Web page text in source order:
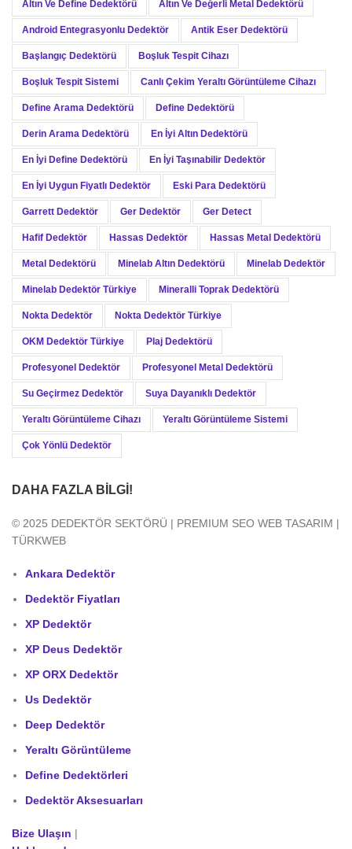
Altın Ve Define Dedektörü Altın Ve Değerli Metal Dedektörü
Android Entegrasyonlu Dedektör Antik Eser Dedektörü
Başlangıç Dedektörü Boşluk Tespit Cihazı
Boşluk Tespit Sistemi Canlı Çekim Yeraltı Görüntüleme Cihazı
Define Arama Dedektörü Define Dedektörü
Derin Arama Dedektörü En İyi Altın Dedektörü
En İyi Define Dedektörü En İyi Taşınabilir Dedektör
En İyi Uygun Fiyatlı Dedektör Eski Para Dedektörü
Garrett Dedektör Ger Dedektör Ger Detect
Hafif Dedektör Hassas Dedektör Hassas Metal Dedektörü
Metal Dedektörü Minelab Altın Dedektörü Minelab Dedektör
Minelab Dedektör Türkiye Mineralli Toprak Dedektörü
Nokta Dedektör Nokta Dedektör Türkiye
OKM Dedektör Türkiye Plaj Dedektörü
Profesyonel Dedektör Profesyonel Metal Dedektörü
Su Geçirmez Dedektör Suya Dayanıklı Dedektör
Yeraltı Görüntüleme Cihazı Yeraltı Görüntüleme Sistemi
Çok Yönlü Dedektör
DAHA FAZLA BILGI!
© 2025 DEDEKTÖR SEKTÖRÜ | PREMIUM SEO WEB TASARIM |
TÜRKWEB
Ankara Dedektör
Dedektör Fiyatları
XP Dedektör
XP Deus Dedektör
XP ORX Dedektör
Us Dedektör
Deep Dedektör
Yeraltı Görüntüleme
Define Dedektörleri
Dedektör Aksesuarları
Bize Ulaşın |